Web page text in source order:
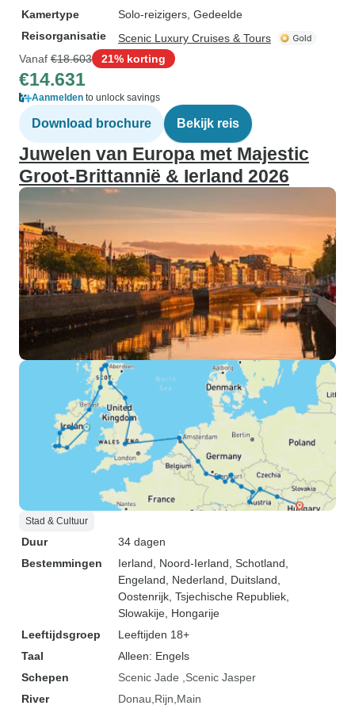
Kamertype
Solo-reizigers, Gedeelde
Reisorganisatie
Scenic Luxury Cruises & Tours
Vanaf €18.603 21% korting
€14.631
Aanmelden to unlock savings
Download brochure Bekijk reis
Juwelen van Europa met Majestic
Groot-Brittannië & Ierland 2026
Stad & Cultuur
Duur
34 dagen
Bestemmingen
Ierland , Noord-Ierland , Schotland
Engeland , Nederland , Duitsland
Oostenrijk , Tsjechische Republiek
Slowakije , Hongarije
Leeftijdsgroep
Leeftijden 18+
Taal
Alleen: Engels
Schepen
Scenic Jade
Scenic Jasper
River
Donau Rijn Main